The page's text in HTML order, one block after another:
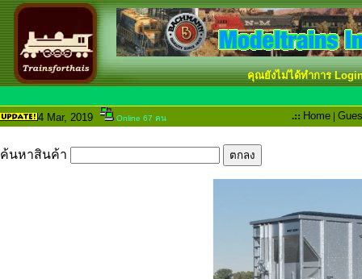
คุณยังไม่ได้ทำการ
4 Mar, 2019 Online 67 คน .:: Home |
ค้นหาสินค้า